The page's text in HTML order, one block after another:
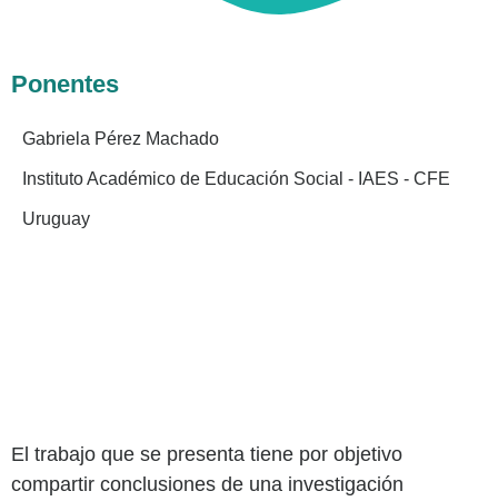
Ponentes
Gabriela Pérez Machado
Instituto Académico de Educación Social - IAES - CFE
Uruguay
El trabajo que se presenta tiene por objetivo
compartir conclusiones de una investigación